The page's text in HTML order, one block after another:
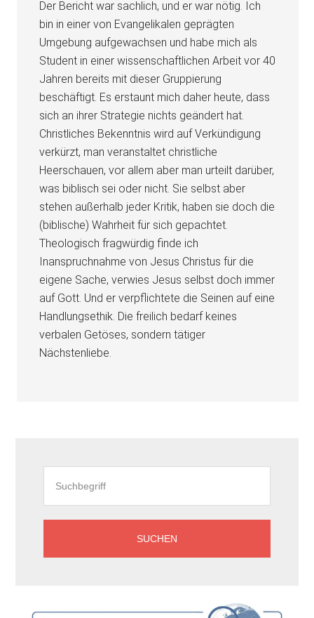
Der Bericht war sachlich, und er war nötig. Ich
bin in einer von Evangelikalen geprägten
Umgebung aufgewachsen und habe mich als
Student in einer wissenschaftlichen Arbeit vor 40
Jahren bereits mit dieser Gruppierung
beschäftigt. Es erstaunt mich daher heute, dass
sich an ihrer Strategie nichts geändert hat.
Christliches Bekenntnis wird auf Verkündigung
verkürzt, man veranstaltet christliche
Heerschauen, vor allem aber man urteilt darüber,
was biblisch sei oder nicht. Sie selbst aber
stehen außerhalb jeder Kritik, haben sie doch die
(biblische) Wahrheit für sich gepachtet.
Theologisch fragwürdig finde ich
Inanspruchnahme von Jesus Christus für die
eigene Sache, verwies Jesus selbst doch immer
auf Gott. Und er verpflichtete die Seinen auf eine
Handlungsethik. Die freilich bedarf keines
verbalen Getöses, sondern tätiger
Nächstenliebe.